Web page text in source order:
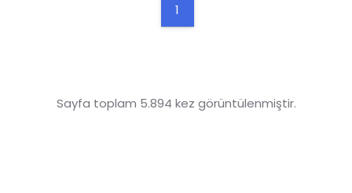
1
Sayfa toplam 5.894 kez görüntülenmiştir.